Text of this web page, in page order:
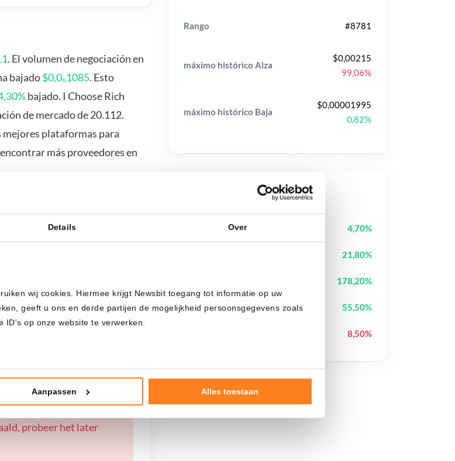
Details Over
wij cookies. Hiermee krijgt Newsbit toegang tot informatie op uw
geeft u ons en derde partijen de mogelijkheid persoonsgegevens zoals
ID's op onze website te verwerken.
deze technieken te gebruiken voor bovenstaande doelen of maak
bezwaar tegen bedrijven die persoonsgegevens verwerken op basis van
Aanpassen Alles toestaan
. El volumen de negociación en
bajado$0,0₆1085. Esto
bajado. I Choose Rich
de mercado de 20.112.
mejores plataformas para
más proveedores en
Inversión total
---
probeer het later
Rango #8781
máximo histórico Alza
$0,00215
99,06%
máximo histórico Baja
$0,00001995
0,82%
Precios populares
Pudgy Penguins 4,70%
21,80%
178,20%
Tutorial TUT 55,50%
8,50%